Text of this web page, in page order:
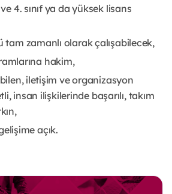
4. sınıf ya da yüksek lisans
tam zamanlı olarak çalışabilecek,
hakim,
iletişim ve organizasyon
insan ilişkilerinde başarılı, takım
açık.